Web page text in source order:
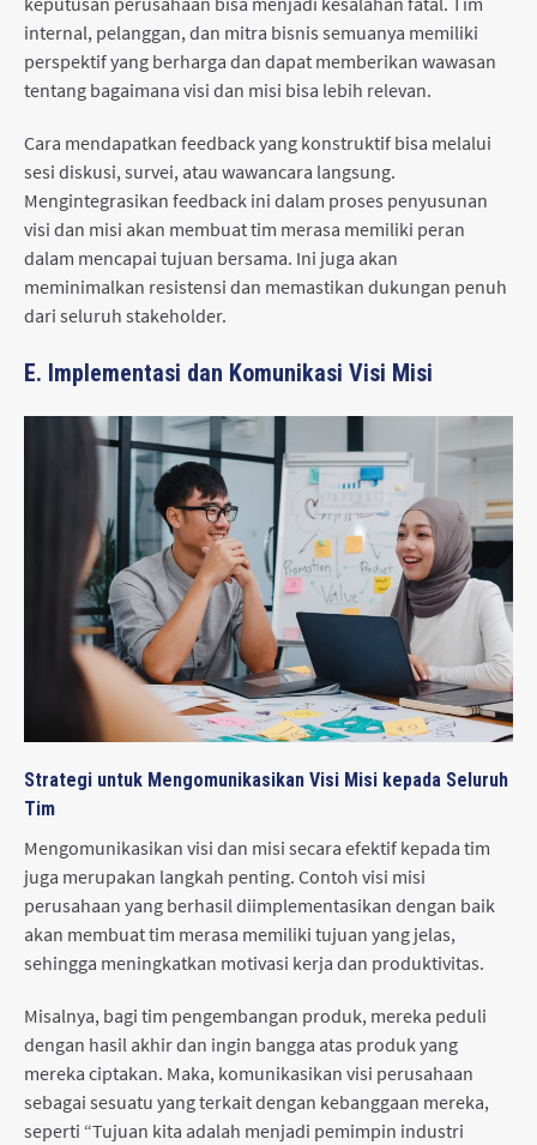
internal, pelanggan, dan mitra bisnis semuanya memiliki
perspektif yang berharga dan dapat memberikan wawasan
tentang bagaimana visi dan misi bisa lebih relevan.
Cara mendapatkan feedback yang konstruktif bisa melalui
sesi diskusi, survei, atau wawancara langsung.
Mengintegrasikan feedback ini dalam proses penyusunan
visi dan misi akan membuat tim merasa memiliki peran
dalam mencapai tujuan bersama. Ini juga akan
meminimalkan resistensi dan memastikan dukungan penuh
dari seluruh stakeholder.
E. Implementasi dan Komunikasi Visi Misi
Strategi untuk Mengomunikasikan Visi Misi kepada Seluruh
Tim
Mengomunikasikan visi dan misi secara efektif kepada tim
juga merupakan langkah penting. Contoh visi misi
perusahaan yang berhasil diimplementasikan dengan baik
akan membuat tim merasa memiliki tujuan yang jelas,
sehingga meningkatkan motivasi kerja dan produktivitas.
Misalnya, bagi tim pengembangan produk, mereka peduli
dengan hasil akhir dan ingin bangga atas produk yang
mereka ciptakan. Maka, komunikasikan visi perusahaan
sebagai sesuatu yang terkait dengan kebanggaan mereka,
seperti “Tujuan kita adalah menjadi pemimpin industri